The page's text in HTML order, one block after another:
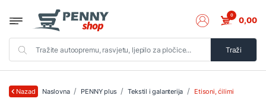
Traži
0 0,00
Nazad Naslovna PENNY plus Tekstil i galanterija Etisoni, ćilimi